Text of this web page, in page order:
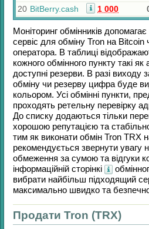
20 BitBerry.cash 1 000
Моніторинг обмінників
сервіс для обміну Tron на Bitcoin
оператора. В таблиці
кожного обмінного пункту такі
доступні резерви. В разі виходу
обміну чи резерву цифра буде
кольором. Усі обмінні пункти,
проходять ретельну перевірку
До списку додаються тільки
хорошою репутацією та
тим як виконати обмін Tron TRX
рекомендується звернути увагу
обмеження за сумою та відгуки
інформаційній сторінкі
вибрати найбільш підходящий
максимально швидко та
Продати Tron (TRX)